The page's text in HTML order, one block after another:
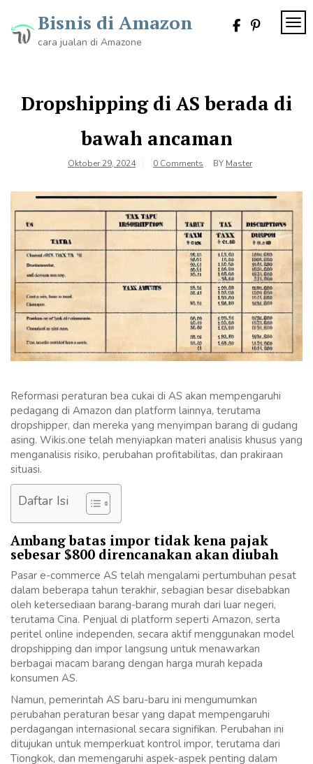
content
Bisnis di Amazon
cara jualan di Amazone
Dropshipping di AS berada di
bawah ancaman
Oktober 29, 2024 0 Comments BY Master
Reformasi peraturan bea cukai di AS akan mempengaruhi
pedagang di Amazon dan platform lainnya, terutama
dropshipper, dan mereka yang menyimpan barang di gudang
asing. Wikis.one telah menyiapkan materi analisis khusus yang
menganalisis risiko, perubahan profitabilitas, dan prakiraan
situasi.
Daftar Isi
Ambang batas impor tidak kena pajak
sebesar $800 direncanakan akan diubah
Pasar e-commerce AS telah mengalami pertumbuhan pesat
dalam beberapa tahun terakhir, sebagian besar disebabkan
oleh ketersediaan barang-barang murah dari luar negeri,
terutama Cina. Penjual di platform seperti Amazon, serta
peritel online independen, secara aktif menggunakan model
dropshipping dan impor langsung untuk menawarkan
berbagai macam barang dengan harga murah kepada
konsumen AS.
Namun, pemerintah AS baru-baru ini mengumumkan
perubahan peraturan besar yang dapat mempengaruhi
perdagangan internasional secara signifikan. Perubahan ini
ditujukan untuk memperkuat kontrol impor, terutama dari
Tiongkok, dan memengaruhi aspek-aspek penting dalam